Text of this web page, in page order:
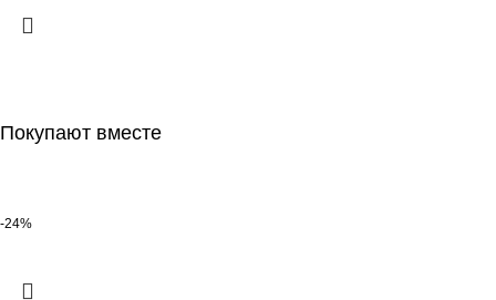
Покупают вместе
-24%